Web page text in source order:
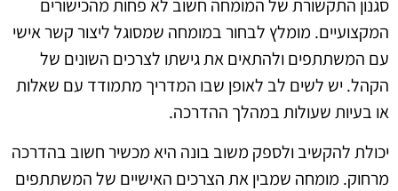
סגנון התקשורת של המומחה חשוב לא פחות מהכישורים
המקצועיים. מומלץ לבחור במומחה שמסוגל ליצור קשר אישי
עם המשתתפים ולהתאים את גישתו לצרכים השונים של
הקהל. יש לשים לב לאופן שבו המדריך מתמודד עם שאלות
או בעיות שעולות במהלך ההדרכה.
יכולת להקשיב ולספק משוב בונה היא מכשיר חשוב בהדרכה
מרחוק. מומחה שמבין את הצרכים האישיים של המשתתפים